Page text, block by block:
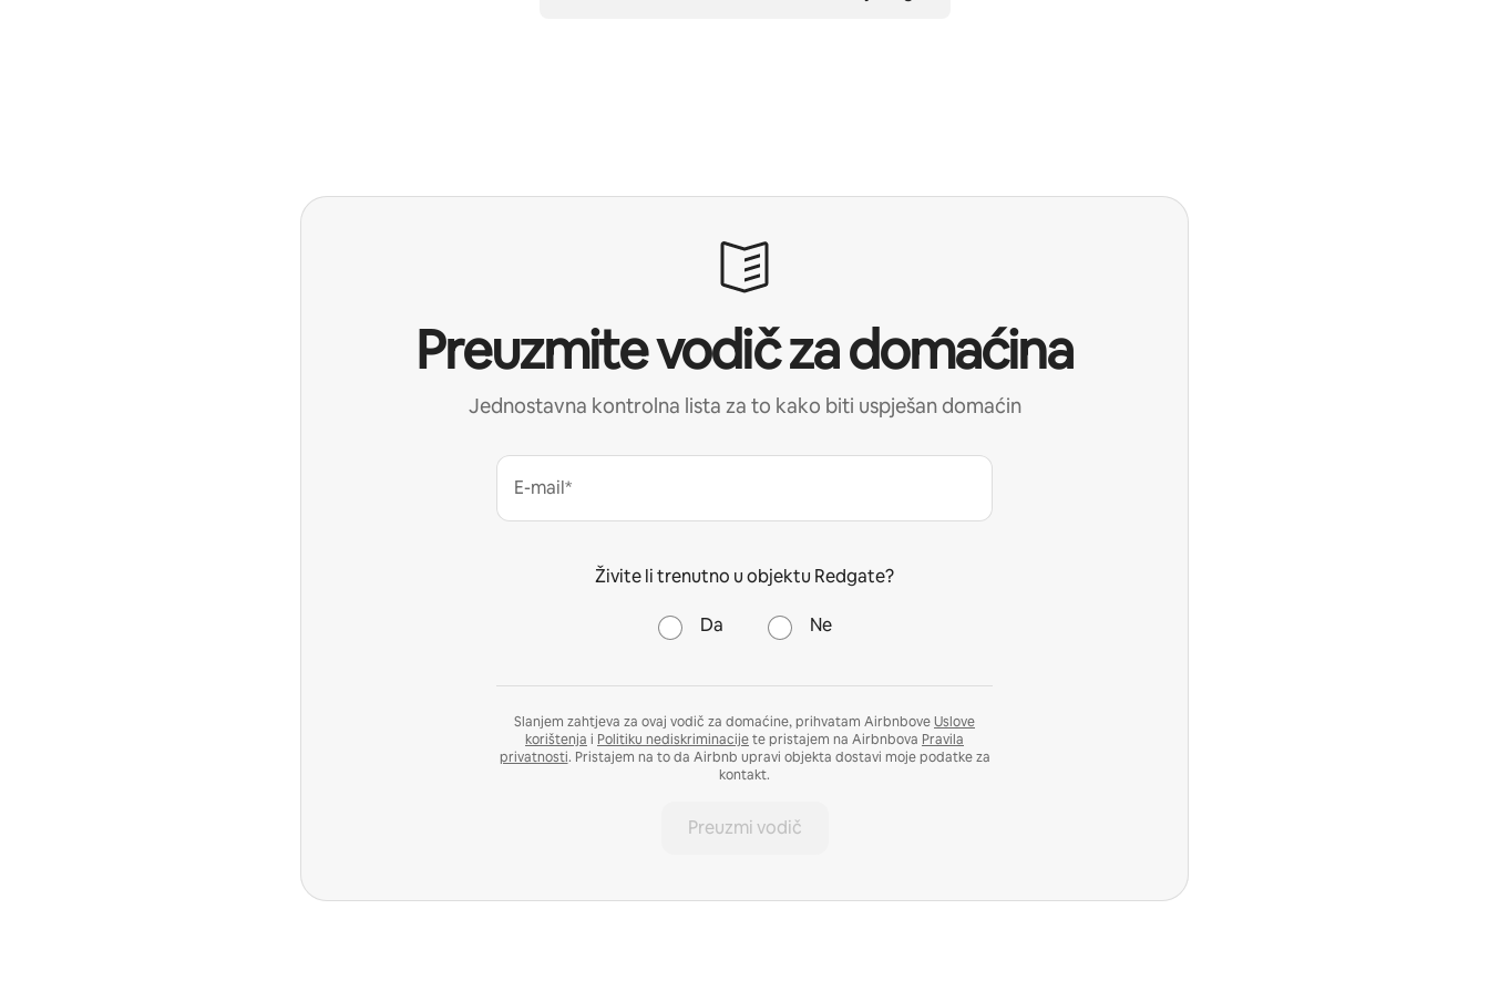
Preuzmite vodič za domaćina
Jednostavna kontrolna lista za to kako biti uspješan domaćin
E-mail*
Živite li trenutno u objektu Redgate?
Da Ne
Slanjem zahtjeva za ovaj vodič za domaćine, prihvatam AirbnboveUslove
korištenja i Politiku nediskriminacijete pristajem na Airbnbova Pravila
privatnosti. Pristajem na to da Airbnb upravi objekta dostavi moje podatke za
kontakt.
Preuzmi vodič